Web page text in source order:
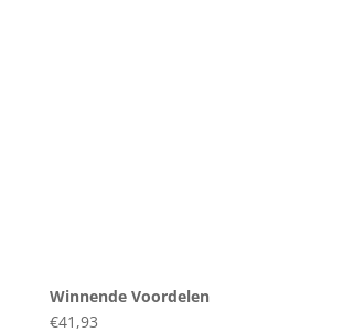
Winnende Voordelen
€41,93